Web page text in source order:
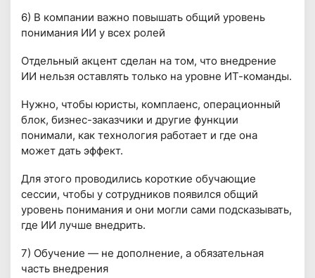
6) В компании важно повышать общий уровень
понимания ИИ у всех ролей
Отдельный акцент сделан на том, что внедрение
ИИ нельзя оставлять только на уровне ИТ-команды.
Нужно, чтобы юристы, комплаенс, операционный
блок, бизнес-заказчики и другие функции
понимали, как технология работает и где она
может дать эффект.
Для этого проводились короткие обучающие
сессии, чтобы у сотрудников появился общий
уровень понимания и они могли сами подсказывать,
где ИИ лучше внедрить.
7) Обучение — не дополнение, а обязательная
часть внедрения